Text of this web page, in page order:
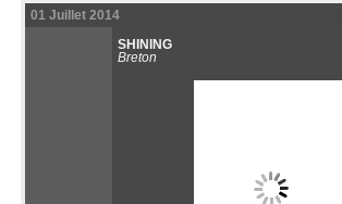
01 Juillet 2014
SHINING
Breton